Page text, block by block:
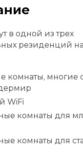
в одной из трех
резиденций
комнаты, многие
WiFi
комнаты для
комнаты для